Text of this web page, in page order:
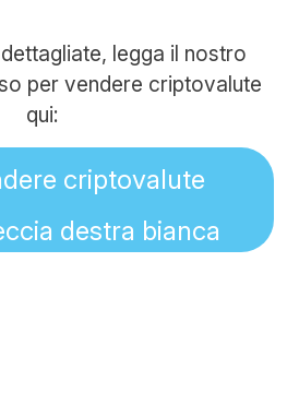
legga il nostro
per vendere criptovalute
qui:
criptovalute